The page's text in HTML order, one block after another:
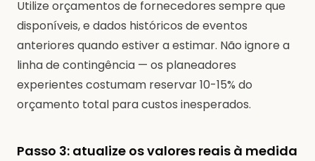
Utilize orçamentos de fornecedores sempre que
disponíveis, e dados históricos de eventos
anteriores quando estiver a estimar. Não ignore a
linha de contingência — os planeadores
experientes costumam reservar 10-15% do
orçamento total para custos inesperados.
Passo 3: atualize os valores reais à medida